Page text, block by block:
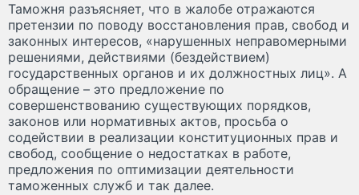
Таможня разъясняет, что в жалобе отражаются
претензии по поводу восстановления прав, свобод и
законных интересов, «нарушенных неправомерными
решениями, действиями (бездействием)
государственных органов и их должностных лиц». А
обращение – это предложение по
совершенствованию существующих порядков,
законов или нормативных актов, просьба о
содействии в реализации конституционных прав и
свобод, сообщение о недостатках в работе,
предложения по оптимизации деятельности
таможенных служб и так далее.